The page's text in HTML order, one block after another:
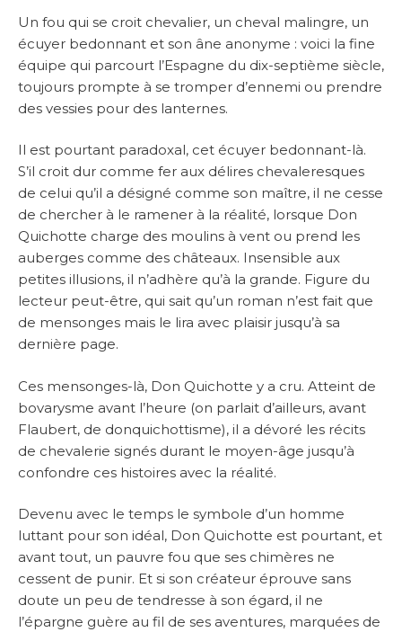
Un fou qui se croit chevalier, un cheval malingre, un
écuyer bedonnant et son âne anonyme : voici la fine
équipe qui parcourt l’Espagne du dix-septième siècle,
toujours prompte à se tromper d’ennemi ou prendre
des vessies pour des lanternes.
Il est pourtant paradoxal, cet écuyer bedonnant-là.
S’il croit dur comme fer aux délires chevaleresques
de celui qu’il a désigné comme son maître, il ne cesse
de chercher à le ramener à la réalité, lorsque Don
Quichotte charge des moulins à vent ou prend les
auberges comme des châteaux. Insensible aux
petites illusions, il n’adhère qu’à la grande. Figure du
lecteur peut-être, qui sait qu’un roman n’est fait que
de mensonges mais le lira avec plaisir jusqu’à sa
dernière page.
Ces mensonges-là, Don Quichotte y a cru. Atteint de
bovarysme avant l’heure (on parlait d’ailleurs, avant
Flaubert, de donquichottisme), il a dévoré les récits
de chevalerie signés durant le moyen-âge jusqu’à
confondre ces histoires avec la réalité.
Devenu avec le temps le symbole d’un homme
luttant pour son idéal, Don Quichotte est pourtant, et
avant tout, un pauvre fou que ses chimères ne
cessent de punir. Et si son créateur éprouve sans
doute un peu de tendresse à son égard, il ne
l’épargne guère au fil de ses aventures, marquées de